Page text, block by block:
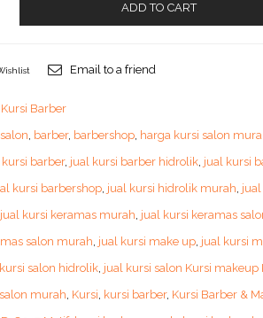
ADD TO CART
Email to a friend
Kursi Barber
, barber, barbershop, harga kursi salon
barber, jual kursi barber hidrolik, jual kursi
kursi barbershop, jual kursi hidrolik murah,
jual kursi keramas murah, jual kursi keramas
salon murah, jual kursi make up, jual kursi
salon hidrolik, jual kursi salon Kursi makeup
murah, Kursi, kursi barber, Kursi Barber &